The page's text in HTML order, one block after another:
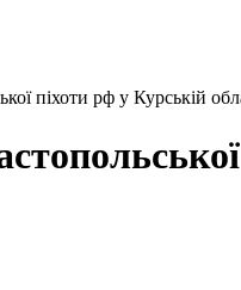
піхоти рф у Курській